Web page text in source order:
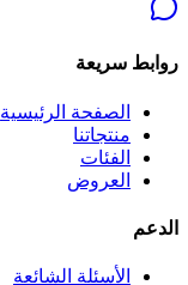
روابط سريعة
الصفحة الرئيسية
منتجاتنا
الفئات
العروض
الدعم
الأسئلة الشائعة